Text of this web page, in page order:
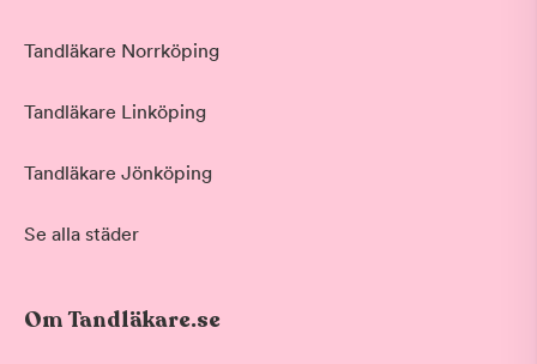
Tandläkare Norrköping
Tandläkare Linköping
Tandläkare Jönköping
Se alla städer
Om Tandläkare.se